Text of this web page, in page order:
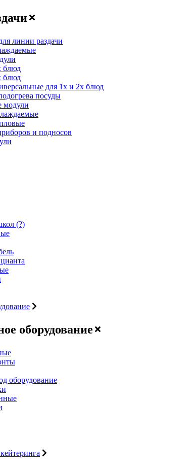
линии раздачи
блюд
блюд
для 1х и 2х блюд
посуды
модули
и подносов
(?)
оборудование
оборудование